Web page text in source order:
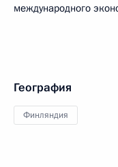
международного
География
Финляндия